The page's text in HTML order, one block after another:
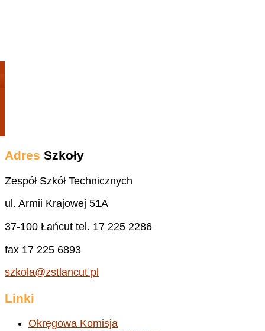
Adres Szkoły
Zespół Szkół Technicznych
ul. Armii Krajowej 51A
37-100 Łańcut tel. 17 225 2286
fax 17 225 6893
szkola@zstlancut.pl
Linki
Okręgowa Komisja